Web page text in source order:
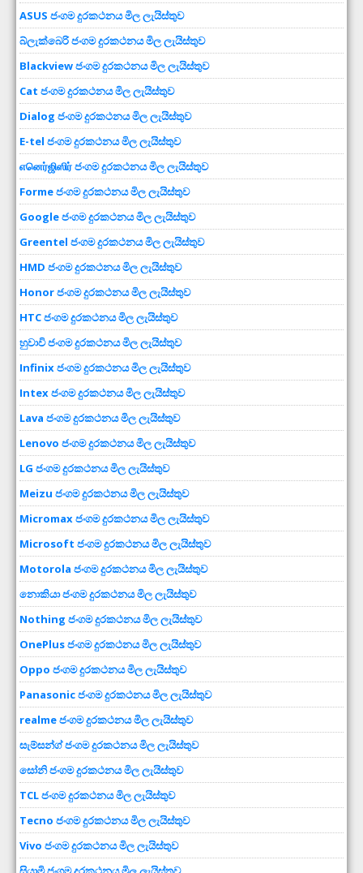
ASUS ජංගම දුරකථනය මිල ලැයිස්තුව
බ්ලැක්බෙරි ජංගම දුරකථනය මිල ලැයිස්තුව
Blackview ජංගම දුරකථනය මිල ලැයිස්තුව
Cat ජංගම දුරකථනය මිල ලැයිස්තුව
Dialog ජංගම දුරකථනය මිල ලැයිස්තුව
E-tel ජංගම දුරකථනය මිල ලැයිස්තුව
எனெர்ஜிஸிர் ජංගම දුරකථනය මිල ලැයිස්තුව
Forme ජංගම දුරකථනය මිල ලැයිස්තුව
Google ජංගම දුරකථනය මිල ලැයිස්තුව
Greentel ජංගම දුරකථනය මිල ලැයිස්තුව
HMD ජංගම දුරකථනය මිල ලැයිස්තුව
Honor ජංගම දුරකථනය මිල ලැයිස්තුව
HTC ජංගම දුරකථනය මිල ලැයිස්තුව
හුවාවි ජංගම දුරකථනය මිල ලැයිස්තුව
Infinix ජංගම දුරකථනය මිල ලැයිස්තුව
Intex ජංගම දුරකථනය මිල ලැයිස්තුව
Lava ජංගම දුරකථනය මිල ලැයිස්තුව
Lenovo ජංගම දුරකථනය මිල ලැයිස්තුව
LG ජංගම දුරකථනය මිල ලැයිස්තුව
Meizu ජංගම දුරකථනය මිල ලැයිස්තුව
Micromax ජංගම දුරකථනය මිල ලැයිස්තුව
Microsoft ජංගම දුරකථනය මිල ලැයිස්තුව
Motorola ජංගම දුරකථනය මිල ලැයිස්තුව
නොකියා ජංගම දුරකථනය මිල ලැයිස්තුව
Nothing ජංගම දුරකථනය මිල ලැයිස්තුව
OnePlus ජංගම දුරකථනය මිල ලැයිස්තුව
Oppo ජංගම දුරකථනය මිල ලැයිස්තුව
Panasonic ජංගම දුරකථනය මිල ලැයිස්තුව
realme ජංගම දුරකථනය මිල ලැයිස්තුව
සැම්සන්ග් ජංගම දුරකථනය මිල ලැයිස්තුව
සෝනි ජංගම දුරකථනය මිල ලැයිස්තුව
TCL ජංගම දුරකථනය මිල ලැයිස්තුව
Tecno ජංගම දුරකථනය මිල ලැයිස්තුව
Vivo ජංගම දුරකථනය මිල ලැයිස්තුව